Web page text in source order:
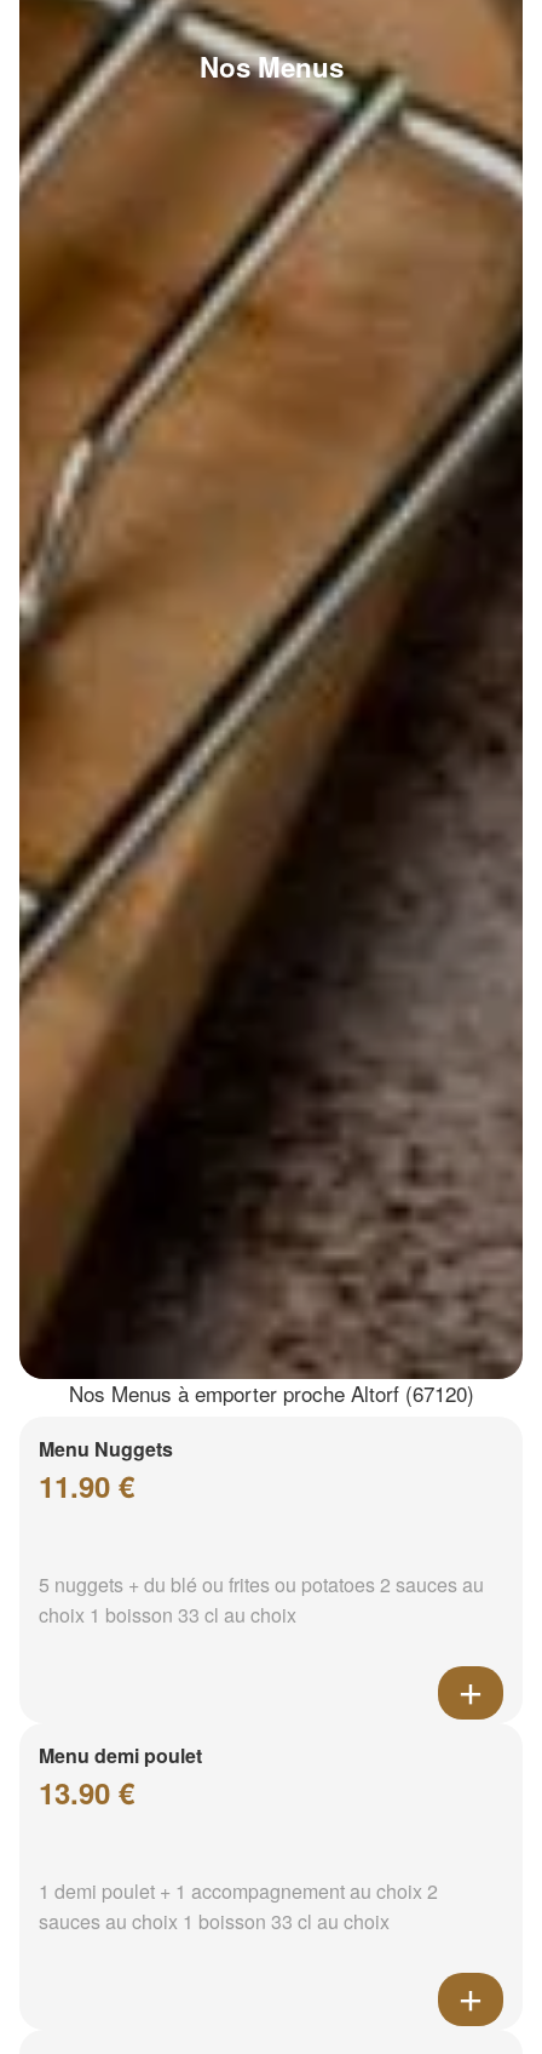
Nos Menus
Nos Menus à emporter proche Altorf (67120)
Menu Nuggets
11.90 €
5 nuggets + du blé ou frites ou potatoes 2 sauces au
choix 1 boisson 33 cl au choix
Menu demi poulet
13.90 €
1 demi poulet + 1 accompagnement au choix 2
sauces au choix 1 boisson 33 cl au choix